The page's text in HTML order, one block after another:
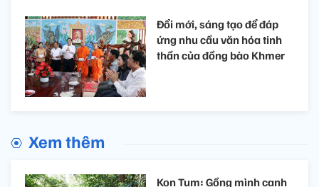
Đổi mới, sáng tạo để đáp
ứng nhu cầu văn hóa tinh
thần của đồng bào Khmer
Xem thêm
Kon Tum: Gồng mình canh